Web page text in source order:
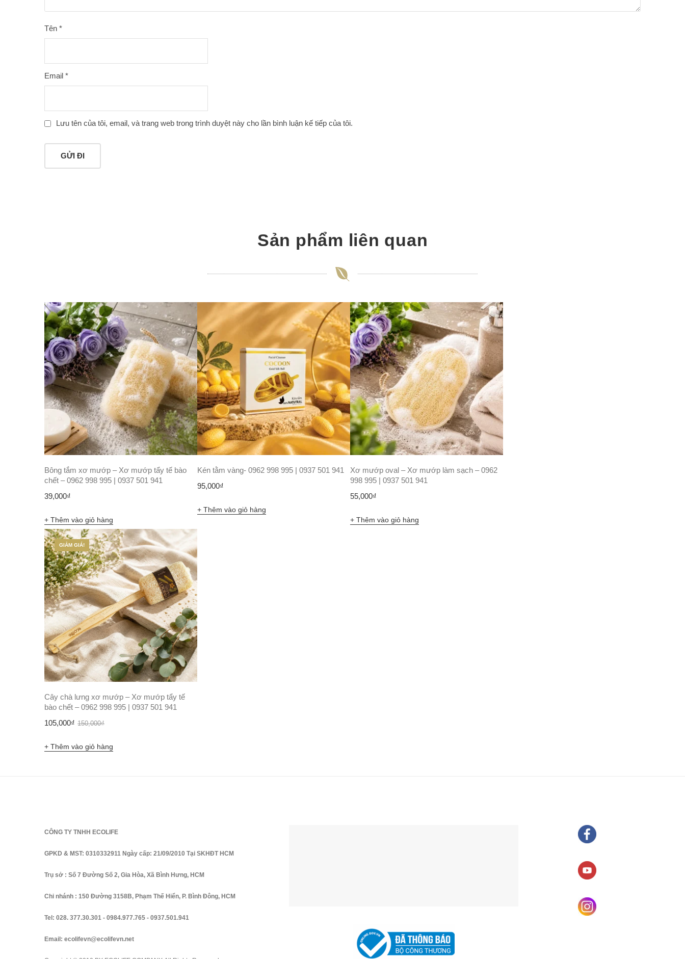
Tên *
Email *
Lưu tên của tôi, email, và trang web trong trình duyệt này cho lần bình luận kế tiếp của tôi.
Sản phẩm liên quan
Bông tắm xơ mướp – Xơ mướp tẩy tế bào
chết – 0962 998 995 | 0937 501 941
39,000₫
Thêm vào giỏ hàng
Kén tằm vàng- 0962 998 995 | 0937 501 941
95,000₫
Thêm vào giỏ hàng
Xơ mướp oval – Xơ mướp làm sạch – 0962
998 995 | 0937 501 941
55,000₫
Thêm vào giỏ hàng
GIẢM GIÁ!
Cây chà lưng xơ mướp – Xơ mướp tẩy tế
bào chết – 0962 998 995 | 0937 501 941
150,000₫Giá
là:
105,000₫
Giá
tại
Thêm vào giỏ hàng
CÔNG TY TNHH ECOLIFE
GPKD & MST: 0310332911 Ngày cấp: 21/09/2010 Tại SKHĐT HCM
Trụ sở : Số 7 Đường Số 2, Gia Hòa, Xã Bình Hưng, HCM
Chi nhánh : 150 Đường 3158B, Phạm Thế Hiển, P. Bình Đông, HCM
Tel: 028. 377.30.301 - 0984.977.765 - 0937.501.941
Email: ecolifevn@ecolifevn.net